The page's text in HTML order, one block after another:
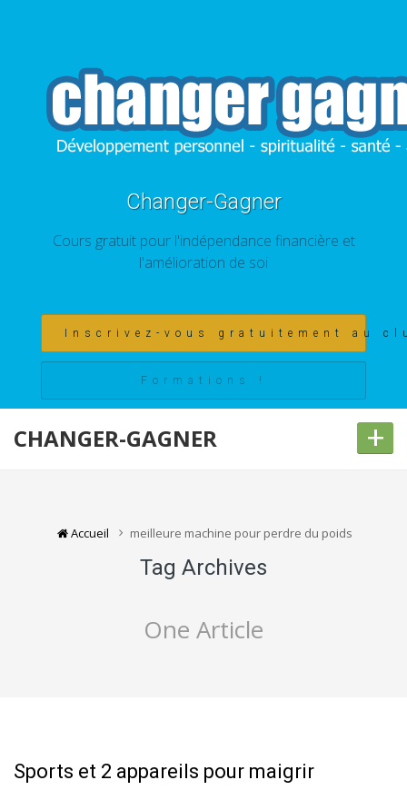
Changer-Gagner
Cours gratuit pour l'indépendance financière et
l'amélioration de soi
Inscrivez-vous gratuitement au
Formations !
CHANGER-GAGNER +
Accueil meilleure machine pour perdre du poids
Tag Archives
One Article
Sports et 2 appareils pour maigrir